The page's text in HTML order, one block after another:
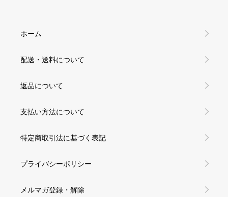
ホーム
配送・送料について
返品について
支払い方法について
特定商取引法に基づく表記
プライバシーポリシー
メルマガ登録・解除